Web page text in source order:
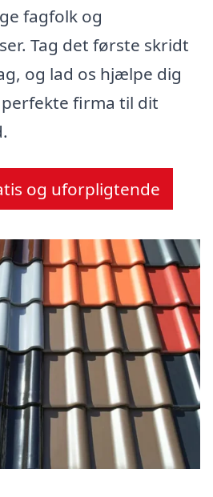
fagfolk og
Tag det første skridt
og lad os hjælpe dig
firma til dit
og uforpligtende